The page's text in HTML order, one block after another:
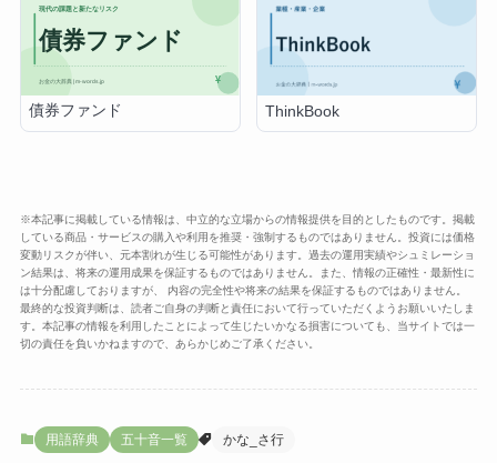
債券ファンド ThinkBook
※本記事に掲載している情報は、中立的な立場からの情報提供を目的としたものです。掲載
している商品・サービスの購入や利用を推奨・強制するものではありません。投資には価格
変動リスクが伴い、元本割れが生じる可能性があります。過去の運用実績やシュミレーショ
ン結果は、将来の運用成果を保証するものではありません。また、情報の正確性・最新性に
は十分配慮しておりますが、 内容の完全性や将来の結果を保証するものではありません。
最終的な投資判断は、読者ご自身の判断と責任において行っていただくようお願いいたしま
す。本記事の情報を利用したことによって生じたいかなる損害についても、当サイトでは一
切の責任を負いかねますので、あらかじめご了承ください。
用語辞典 五十音一覧 かな_さ行